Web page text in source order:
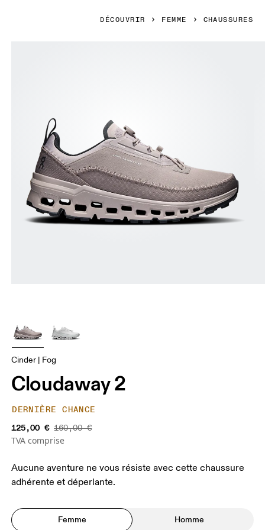
DÉCOUVRIR FEMME CHAUSSURES
Cinder | Fog
Cloudaway 2
DERNIÈRE CHANCE
125,00 € 160,00 €
TVA comprise
Aucune aventure ne vous résiste avec cette chaussure
adhérente et déperlante.
Femme Homme